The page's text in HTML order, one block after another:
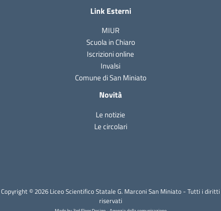
Link Esterni
MIUR
Scuola in Chiaro
Iscrizioni online
Invalsi
Comune di San Miniato
Novità
Le notizie
Le circolari
Copyright © 2026 Liceo Scientifico Statale G. Marconi San Miniato - Tutti i diritti
riservati